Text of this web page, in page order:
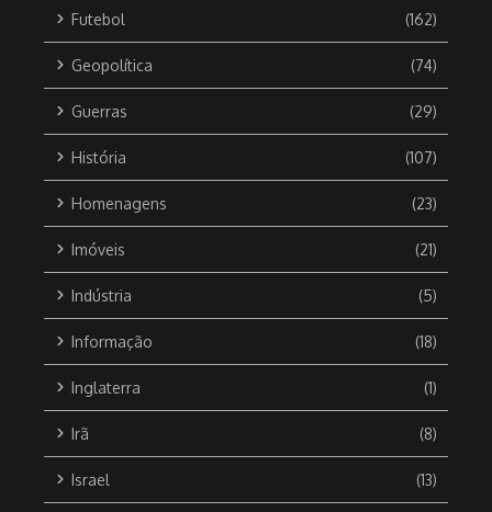
Futebol (162)
Geopolítica (74)
Guerras (29)
História (107)
Homenagens (23)
Imóveis (21)
Indústria (5)
Informação (18)
Inglaterra (1)
Irã (8)
Israel (13)